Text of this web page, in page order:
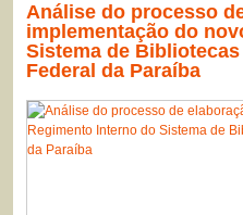
Análise do processo
implementação do
Sistema de
Federal da Paraíba